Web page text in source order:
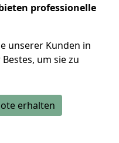
professionelle
unserer Kunden in
um sie zu
erhalten